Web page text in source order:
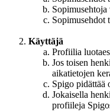
Sopimusehdot
Käyttäjä
Profiilia
Jos toisen
aikatietojen
Spigo pidättää
Jokaisella
profiileja